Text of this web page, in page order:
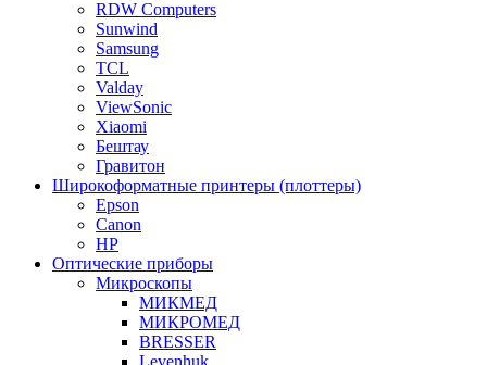
RDW Computers
Sunwind
Samsung
TCL
Valday
ViewSonic
Xiaomi
Бештау
Гравитон
Широкоформатные принтеры (плоттеры)
Epson
Canon
HP
Оптические приборы
Микроскопы
МИКМЕД
МИКРОМЕД
BRESSER